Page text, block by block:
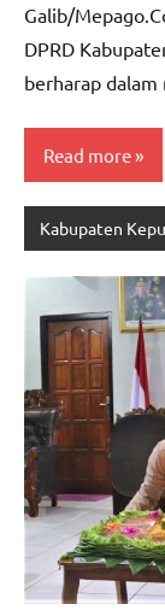
Galib/
DPRD
berharap
Read more
Kabupaten